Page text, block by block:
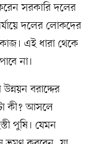
সরকারি দলের
দলের লোকদের
কাজ। এই ধারা থেকে
না।
বরাদ্দের
কী? আসলে
পুষি। যেমন